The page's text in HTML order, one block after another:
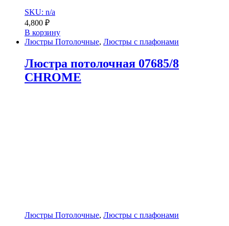
SKU: n/a
4,800 ₽
В корзину
Люстры Потолочные, Люстры с плафонами
Люстра потолочная 07685/8
CHROME
Люстры Потолочные, Люстры с плафонами